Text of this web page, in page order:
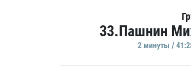
33.Пашнин
2 минуты /